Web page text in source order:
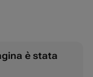
è stata